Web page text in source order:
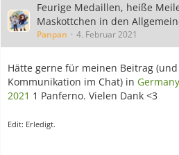
Feurige Medaillen, heiße
Maskottchen in den
Panpan 4. Februar 2021
Hätte gerne für meinen Beitrag
Kommunikation im Chat) in
2021 1 Panferno. Vielen Dank <3
Edit: Erledigt.